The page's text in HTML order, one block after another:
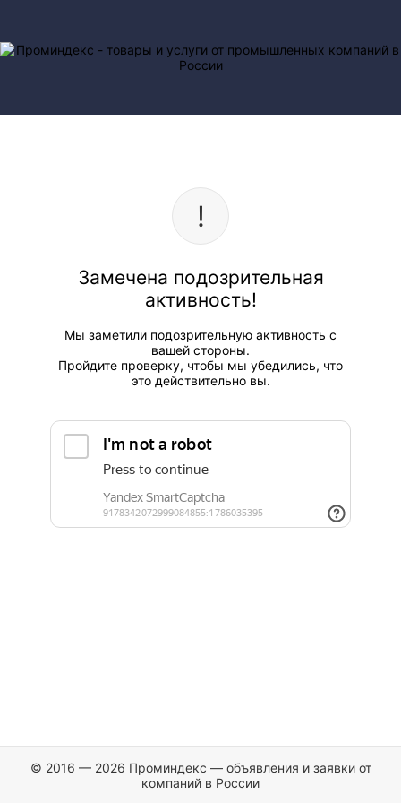
Замечена подозрительная
активность!
Мы заметили подозрительную активность с
вашей стороны.
Пройдите проверку, чтобы мы убедились, что
это действительно вы.
© 2016 — 2026 Проминдекс — объявления и заявки от
компаний в России